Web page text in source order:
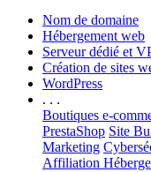
Nom de domaine
Hébergement web
Serveur dédié et
Création de sites
WordPress
. . .
Boutiques e-
PrestaShop Site
Marketing
Affiliation